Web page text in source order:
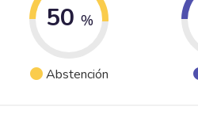
50 %
Abstención